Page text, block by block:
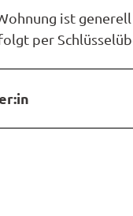
ist generell
per